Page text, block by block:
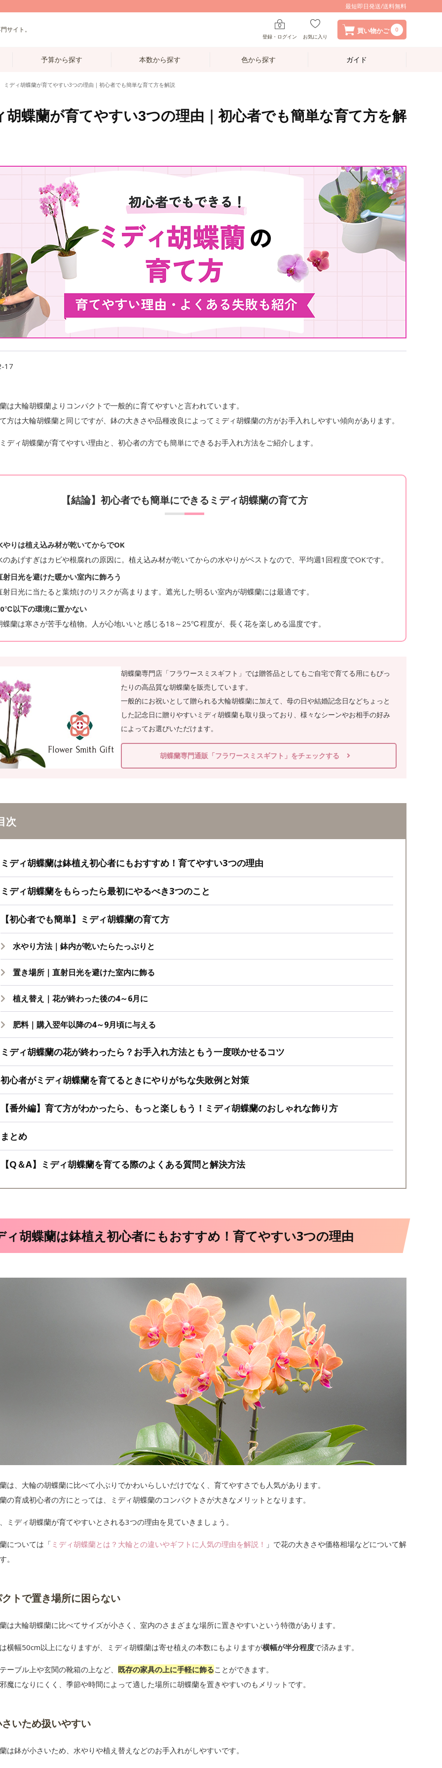
最短即日発送/送料無料
サイト。
登録・ログイン お気に入り
買い物かご 0
予算から探す 本数から探す 色から探す ガイド
ミディ胡蝶蘭が育てやすい3つの理由｜初心者でも簡単な育て方を解説
胡蝶蘭が育てやすい3つの理由｜初心者でも簡単な育て方を解
17
は大輪胡蝶蘭よりコンパクトで一般的に育てやすいと言われています。
方は大輪胡蝶蘭と同じですが、鉢の大きさや品種改良によってミディ胡蝶蘭の方がお手入れしやすい傾向があります。
ディ胡蝶蘭が育てやすい理由と、初心者の方でも簡単にできるお手入れ方法をご紹介します。
【結論】初心者でも簡単にできるミディ胡蝶蘭の育て方
やりは植え込み材が乾いてからでOK
のあげすぎはカビや根腐れの原因に。植え込み材が乾いてからの水やりがベストなので、平均週1回程度でOKです。
射日光を避けた暖かい室内に飾ろう
射日光に当たると葉焼けのリスクが高まります。遮光した明るい室内が胡蝶蘭には最適です。
以下の環境に置かない
蝶蘭は寒さが苦手な植物。人が心地いいと感じる18～25℃程度が、長く花を楽しめる温度です。
胡蝶蘭専門店「フラワースミスギフト」では贈答品としてもご自宅で育てる用にもぴっ
たりの高品質な胡蝶蘭を販売しています。
一般的にお祝いとして贈られる大輪胡蝶蘭に加えて、母の日や結婚記念日などちょっと
した記念日に贈りやすいミディ胡蝶蘭も取り扱っており、様々なシーンやお相手の好み
によってお選びいただけます。
胡蝶蘭専門通販「フラワースミスギフト」をチェックする
次
ミディ胡蝶蘭は鉢植え初心者にもおすすめ！育てやすい3つの理由
ミディ胡蝶蘭をもらったら最初にやるべき3つのこと
【初心者でも簡単】ミディ胡蝶蘭の育て方
水やり方法｜鉢内が乾いたらたっぷりと
置き場所｜直射日光を避けた室内に飾る
植え替え｜花が終わった後の4～6月に
肥料｜購入翌年以降の4～9月頃に与える
ミディ胡蝶蘭の花が終わったら？お手入れ方法ともう一度咲かせるコツ
初心者がミディ胡蝶蘭を育てるときにやりがちな失敗例と対策
【番外編】育て方がわかったら、もっと楽しもう！ミディ胡蝶蘭のおしゃれな飾り方
まとめ
【Q＆A】ミディ胡蝶蘭を育てる際のよくある質問と解決方法
ィ胡蝶蘭は鉢植え初心者にもおすすめ！育てやすい3つの理由
は、大輪の胡蝶蘭に比べて小ぶりでかわいらしいだけでなく、育てやすさでも人気があります。
の育成初心者の方にとっては、ミディ胡蝶蘭のコンパクトさが大きなメリットとなります。
ミディ胡蝶蘭が育てやすいとされる3つの理由を見ていきましょう。
については「 ミディ胡蝶蘭とは？大輪との違いやギフトに人気の理由を解説！ 」で花の大きさや価格相場などについて解
。
トで置き場所に困らない
は大輪胡蝶蘭に比べてサイズが小さく、室内のさまざまな場所に置きやすいという特徴があります。
横幅50cm以上になりますが、ミディ胡蝶蘭は寄せ植えの本数にもよりますが横幅が半分程度で済みます。
ーブル上や玄関の靴箱の上など、 既存の家具の上に手軽に飾ることができます。
魔になりにくく、季節や時間によって適した場所に胡蝶蘭を置きやすいのもメリットです。
いため扱いやすい
は鉢が小さいため、水やりや植え替えなどのお手入れがしやすいです。